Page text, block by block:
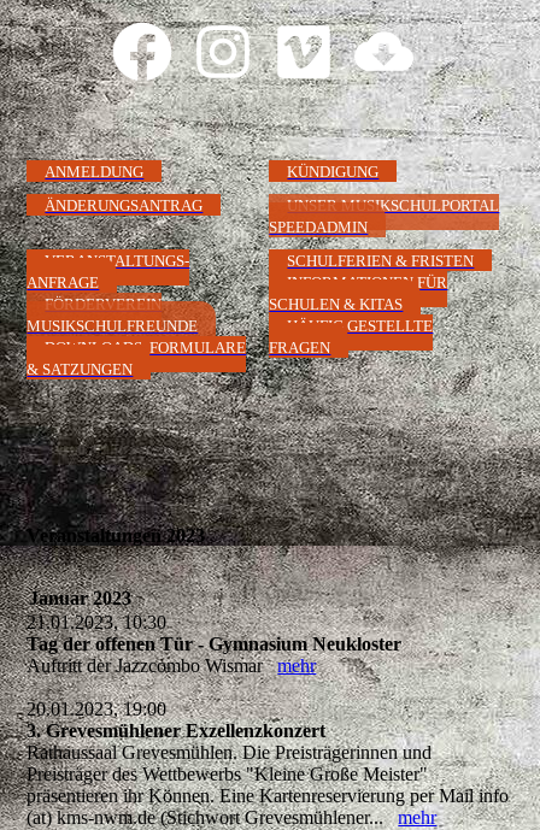
ANMELDUNG
KÜNDIGUNG
ÄNDERUNGSANTRAG
UNSER MUSIKSCHULPORTAL
SPEEDADMIN
VERANSTALTUNGS-
ANFRAGE
FÖRDERVEREIN
MUSIKSCHULFREUNDE
DOWNLOADS, FORMULARE
& SATZUNGEN
SCHULFERIEN & FRISTEN
INFORMATIONEN FÜR
SCHULEN & KITAS
HÄUFIG GESTELLTE
FRAGEN
Veranstaltungen 2023
Januar 2023
21.01.2023, 10:30
Tag der offenen Tür - Gymnasium Neukloster
Auftritt der Jazzcombo Wismarmehr
20.01.2023, 19:00
3. Grevesmühlener Exzellenzkonzert
Rathaussaal Grevesmühlen. Die Preisträgerinnen und
Preisträger des Wettbewerbs "Kleine Große Meister"
präsentieren ihr Können. Eine Kartenreservierung per Mail info
(at) kms-nwm.de (Stichwort Grevesmühlener...mehr